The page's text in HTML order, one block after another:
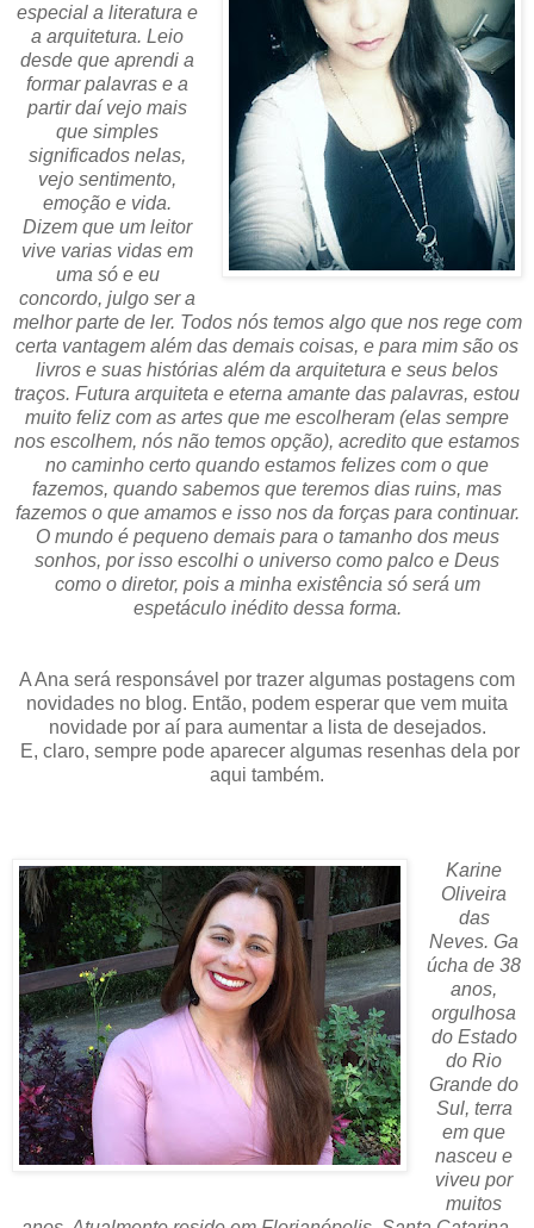
especial a literatura e
a arquitetura. Leio
desde que aprendi a
formar palavras e a
partir daí vejo mais
que simples
significados nelas,
vejo sentimento,
emoção e vida.
Dizem que um leitor
vive varias vidas em
uma só e eu
concordo, julgo ser a
melhor parte de ler. Todos nós temos algo que nos rege com
certa vantagem além das demais coisas, e para mim são os
livros e suas histórias além da arquitetura e seus belos
traços. Futura arquiteta e eterna amante das palavras, estou
muito feliz com as artes que me escolheram (elas sempre
nos escolhem, nós não temos opção), acredito que estamos
no caminho certo quando estamos felizes com o que
fazemos, quando sabemos que teremos dias ruins, mas
fazemos o que amamos e isso nos da forças para continuar.
O mundo é pequeno demais para o tamanho dos meus
sonhos, por isso escolhi o universo como palco e Deus
como o diretor, pois a minha existência só será um
espetáculo inédito dessa forma.
A Ana será responsável por trazer algumas postagens com
novidades no blog. Então, podem esperar que vem muita
novidade por aí para aumentar a lista de desejados.
E, claro, sempre pode aparecer algumas resenhas dela por
aqui também.
Karine
Oliveira
das
Neves. Ga
úcha de 38
anos,
orgulhosa
do Estado
do Rio
Grande do
Sul, terra
em que
nasceu e
viveu por
muitos